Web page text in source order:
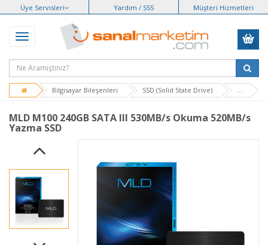
Üye Servisleri Yardım / SSS Müşteri Hizmetleri
Bilgisayar Bileşenleri SSD (Solid State Drive)
MLD M100 240GB SATA III 530MB/s Okuma 520MB/s
Yazma SSD